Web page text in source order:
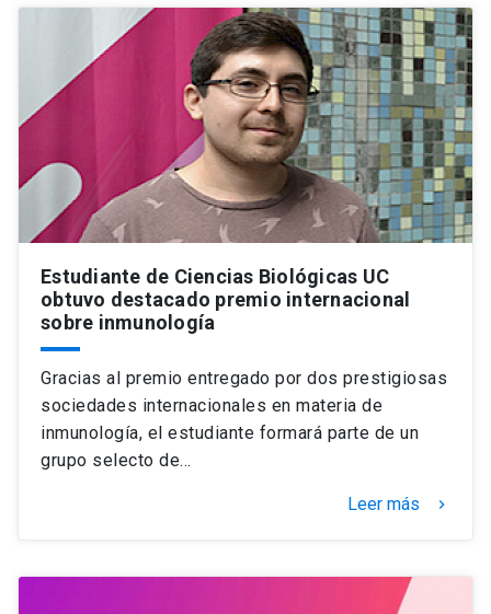
Estudiante de Ciencias Biológicas UC
obtuvo destacado premio internacional
sobre inmunología
Gracias al premio entregado por dos prestigiosas
sociedades internacionales en materia de
inmunología, el estudiante formará parte de un
grupo selecto de…
Leer más keyboard_arrow_right